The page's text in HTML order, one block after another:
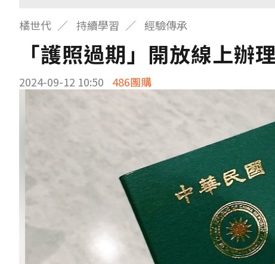
橘世代 持續學習 經驗傳承
「護照過期」開放線上辦
2024-09-12 10:50 486團購